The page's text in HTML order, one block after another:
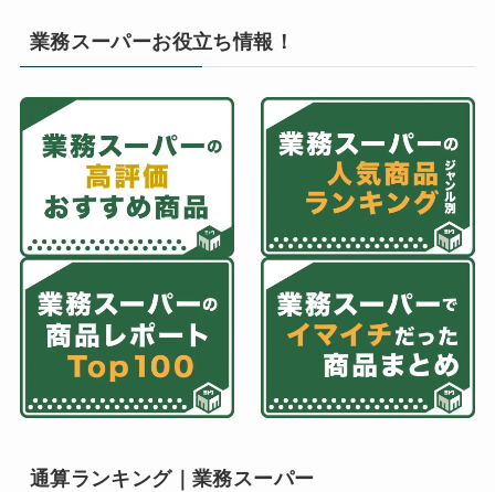
業務スーパーお役立ち情報！
通算ランキング｜業務スーパー